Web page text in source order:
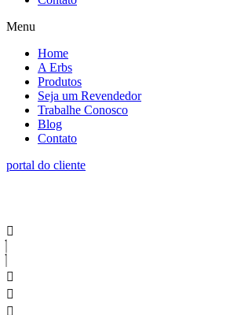
Menu
Home
A Erbs
Produtos
Seja um Revendedor
Trabalhe Conosco
Blog
Contato
portal do cliente